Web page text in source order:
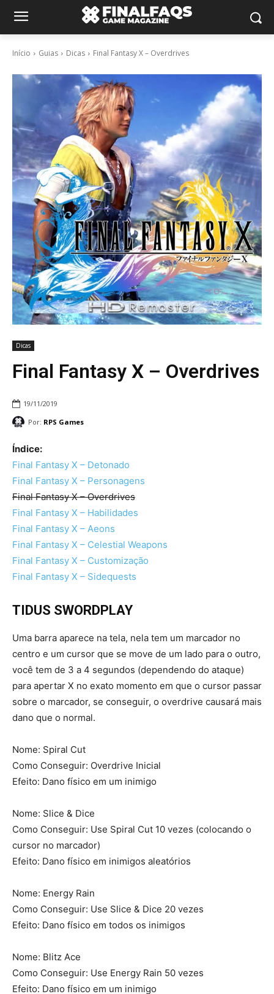
Início Guias Dicas Final Fantasy X – Overdrives
Dicas
Final Fantasy X – Overdrives
19/11/2019
Por: RPS Games
Índice:
Final Fantasy X – Detonado
Final Fantasy X – Personagens
Final Fantasy X – Overdrives
Final Fantasy X – Habilidades
Final Fantasy X – Aeons
Final Fantasy X – Celestial Weapons
Final Fantasy X – Customização
Final Fantasy X – Sidequests
TIDUS SWORDPLAY
Uma barra aparece na tela, nela tem um marcador no
centro e um cursor que se move de um lado para o outro,
você tem de 3 a 4 segundos (dependendo do ataque)
para apertar X no exato momento em que o cursor passar
sobre o marcador, se conseguir, o overdrive causará mais
dano que o normal.
Nome: Spiral Cut
Como Conseguir: Overdrive Inicial
Efeito: Dano físico em um inimigo
Nome: Slice & Dice
Como Conseguir: Use Spiral Cut 10 vezes (colocando o
cursor no marcador)
Efeito: Dano físico em inimigos aleatórios
Nome: Energy Rain
Como Conseguir: Use Slice & Dice 20 vezes
Efeito: Dano físico em todos os inimigos
Nome: Blitz Ace
Como Conseguir: Use Energy Rain 50 vezes
Efeito: Dano físico em um inimigo